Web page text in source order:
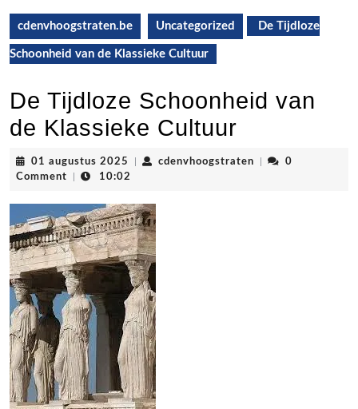
cdenvhoogstraten.be Uncategorized De Tijdloze
Schoonheid van de Klassieke Cultuur
De Tijdloze Schoonheid van
de Klassieke Cultuur
01 augustus 2025 01
augustus
cdenvhoogstraten cdenvhoogstraten
0
Comment
10:02